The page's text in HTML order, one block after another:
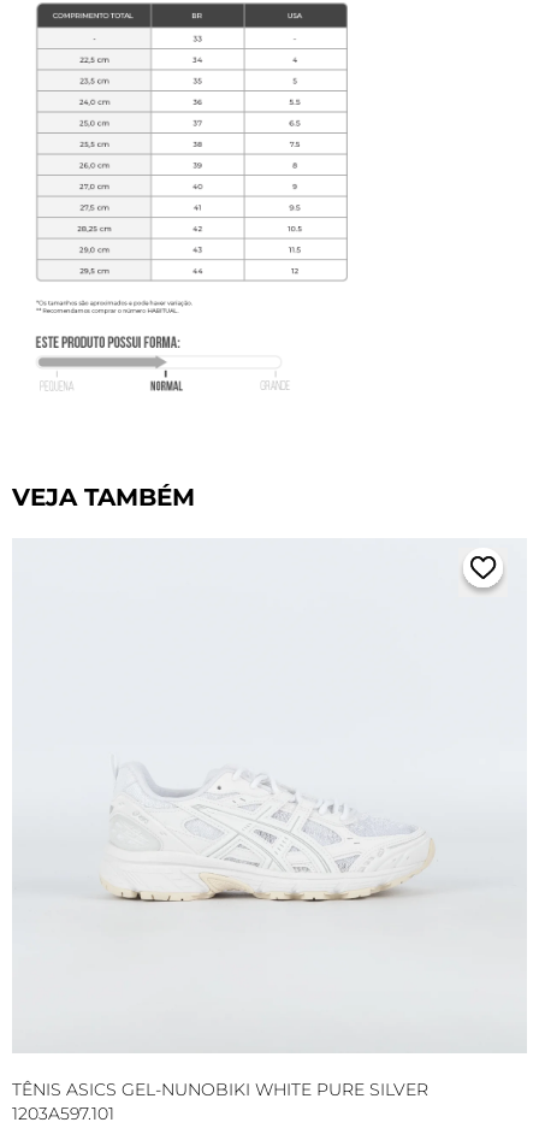
VEJA TAMBÉM
TÊNIS ASICS GEL-NUNOBIKI WHITE PURE SILVER
1203A597.101